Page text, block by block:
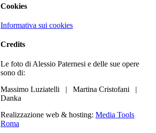
Cookies
Informativa sui cookies
Credits
Le foto di Alessio Paternesi e delle sue opere
sono di:
Massimo Luziatelli | Martina Cristofani |
Danka
Realizzazione web & hosting: Media Tools
Roma